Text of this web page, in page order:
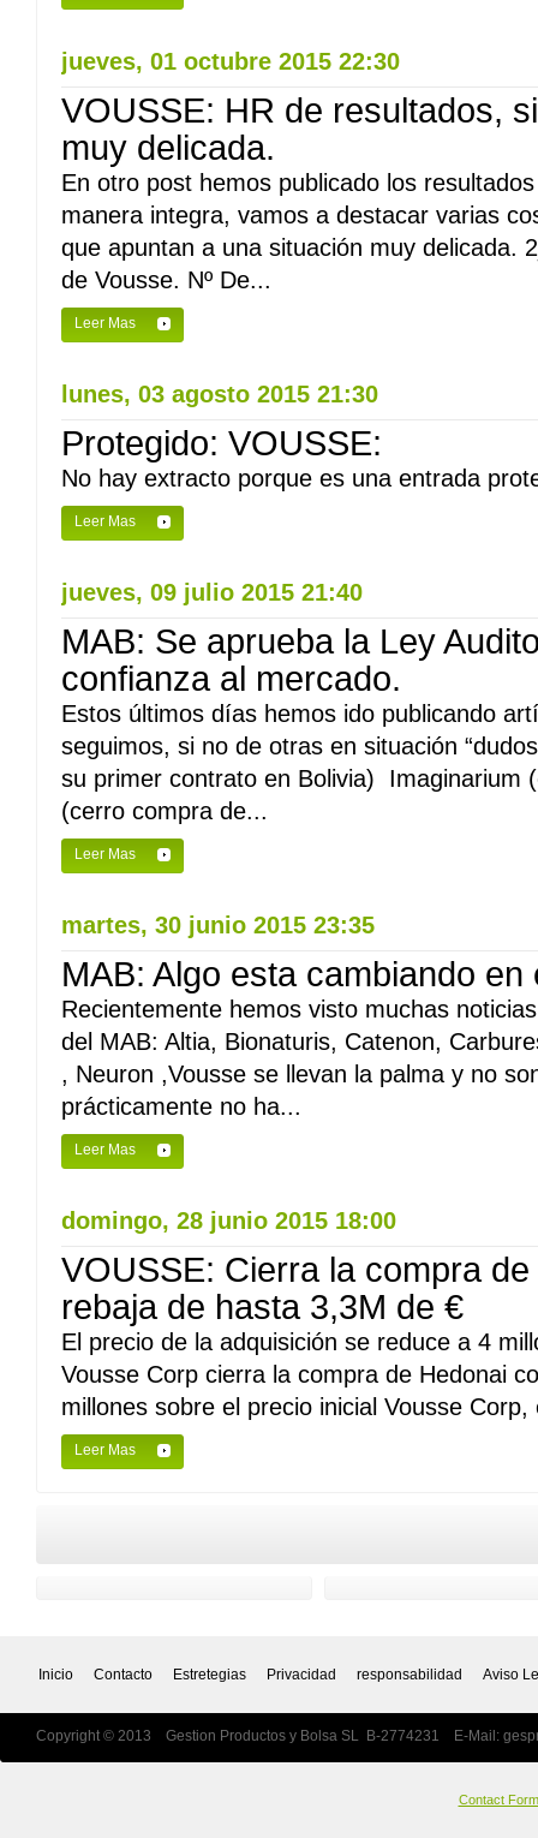
jueves, 01 octubre 2015 22:30
VOUSSE: HR de resultados,
muy delicada.
En otro post hemos publicado los
manera integra, vamos a destacar varias
que apuntan a una situación muy delicada.
de Vousse. Nº De...
Leer Mas
lunes, 03 agosto 2015 21:30
Protegido: VOUSSE:
No hay extracto porque es una entrada
Leer Mas
jueves, 09 julio 2015 21:40
MAB: Se aprueba la Ley
confianza al mercado.
Estos últimos días hemos ido publicando
seguimos, si no de otras en situación
su primer contrato en Bolivia) Imaginarium
(cerro compra de...
Leer Mas
martes, 30 junio 2015 23:35
MAB: Algo esta cambiando en
Recientemente hemos visto muchas
del MAB: Altia, Bionaturis, Catenon,
, Neuron ,Vousse se llevan la palma y no
prácticamente no ha...
Leer Mas
domingo, 28 junio 2015 18:00
VOUSSE: Cierra la compra
rebaja de hasta 3,3M de €
El precio de la adquisición se reduce a 4
Vousse Corp cierra la compra de Hedonai
millones sobre el precio inicial Vousse Corp,
Leer Mas
Inicio Contacto Estretegias Privacidad responsabilidad Aviso
Copyright © 2013 Gestion Productos y Bolsa SL B-2774231 E-Mail:
Contact Form